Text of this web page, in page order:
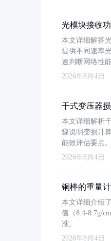
光模块接收
本文详细解答
提供不同速率
速判断网络性能
2026年8月4日
干式变压器
本文详细解析
骤说明变损计
能效评估要点。
2026年8月4日
铜棒的重量
本文详细介绍
值（8.4-8.7g/
准。
2026年8月4日